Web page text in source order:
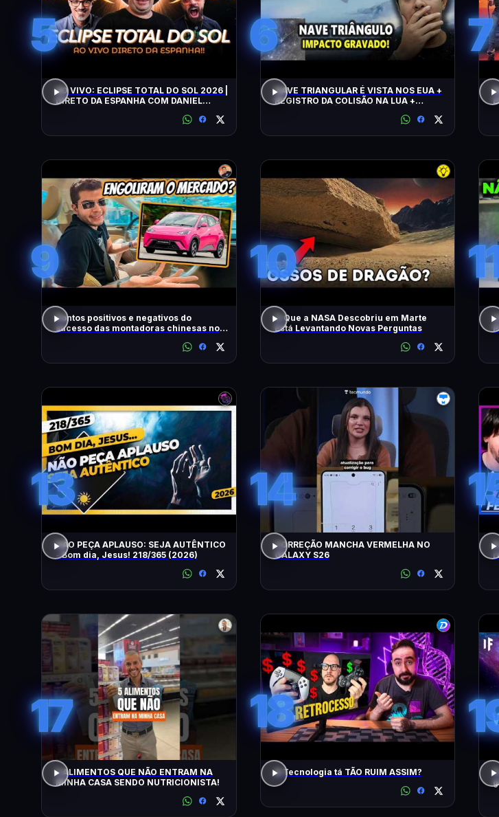
5
AO VIVO: ECLIPSE TOTAL DO SOL 2026 |
DIRETO DA ESPANHA COM DANIEL
6
NAVE TRIANGULAR É VISTA NOS EUA +
REGISTRO DA COLISÃO NA LUA +
7
9
Pontos positivos e negativos do
sucesso das montadoras chinesas no
10
O Que a NASA Descobriu em Marte
Está Levantando Novas Perguntas
13
NÃO PEÇA APLAUSO: SEJA AUTÊNTICO
- Bom dia, Jesus! 218/365 (2026)
14
CORREÇÃO MANCHA VERMELHA NO
GALAXY S26
17
5 ALIMENTOS QUE NÃO ENTRAM NA
MINHA CASA SENDO NUTRICIONISTA!
18
A Tecnologia tá TÃO RUIM ASSIM?